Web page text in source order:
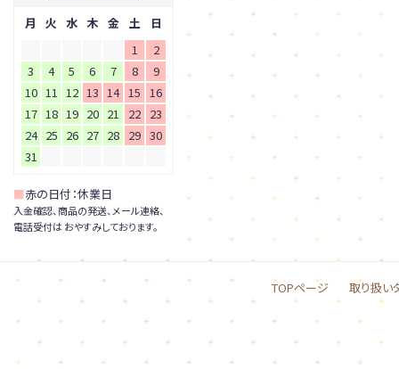
月 火 水 木 金 土
日
1
2
3
4 5 6 7 8
9
10 11 12 13 14 15
16
17 18 19 20 21 22 23
24 25 26 27 28 29 30
31
■赤の日付：休業日
入金確認、商品の発送、メール連絡、
電話受付は おやすみしております。
TOPページ 取り扱い